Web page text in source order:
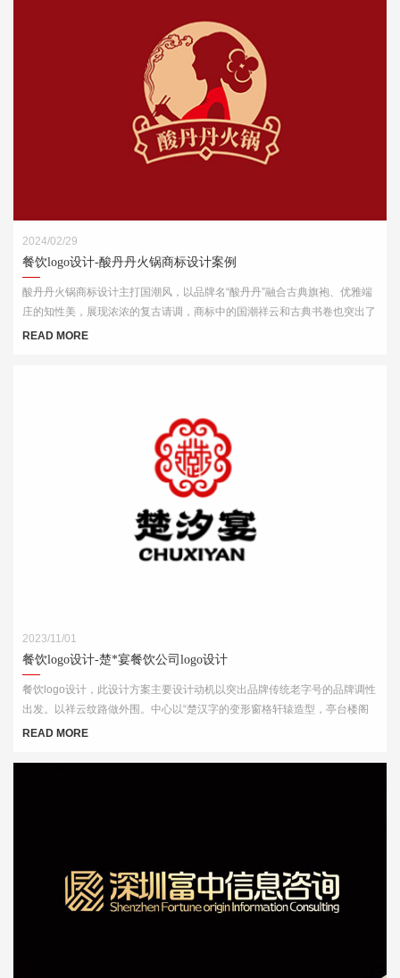
2024/02/29
餐饮logo设计-酸丹丹火锅商标设计案例
酸丹丹火锅商标设计主打国潮风，以品牌名“酸丹丹”融合古典旗袍、优雅端
庄的知性美，展现浓浓的复古请调，商标中的国潮祥云和古典书卷也突出了
中式元素，“祥云”又代表了吉祥，喜庆，幸福，更有人间烟火的气息，象征
READ MORE
2023/11/01
餐饮logo设计-楚*宴餐饮公司logo设计
餐饮logo设计，此设计方案主要设计动机以突出品牌传统老字号的品牌调性
出发。以祥云纹路做外围。中心以“楚汉字的变形窗格轩辕造型，亭台楼阁
酒肆的视觉印象，链接企业的行业特征
READ MORE